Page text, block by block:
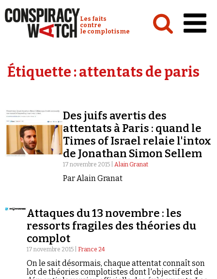
Conspiracy Watch :
Les faits
contre
le complotisme
Analyses
Vidéos
Émissions
Revues de presse
Newsletter
Étiquette :attentats de paris
Des juifs avertis des
attentats à Paris : quand le
Times of Israel relaie l'intox
de Jonathan Simon Sellem
17 novembre 2015 | Alain Granat
Par Alain Granat
Attaques du 13 novembre : les
ressorts fragiles des théories du
17 novembre 2015 | France 24
On le sait désormais, chaque attentat connaît son
lot de théories complotistes dont l'objectif est de